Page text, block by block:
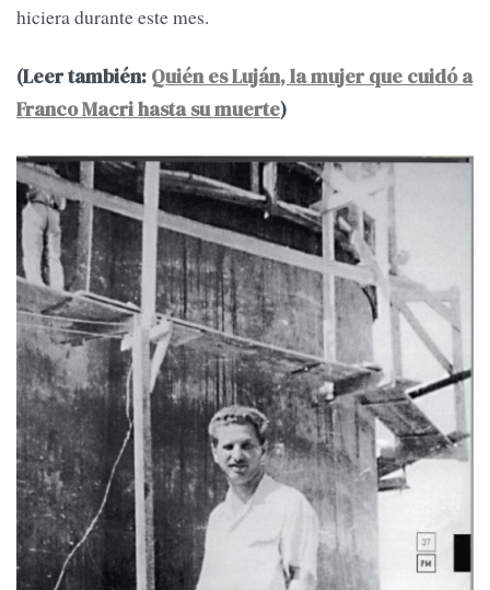
hiciera durante este mes.
(Leer también: Quién es Luján, la mujer que cuidó a
Franco Macri hasta su muerte)